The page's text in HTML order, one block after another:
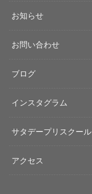
お知らせ
お問い合わせ
ブログ
インスタグラム
サタデープリスクール
アクセス